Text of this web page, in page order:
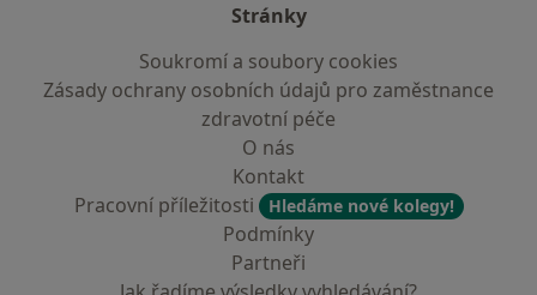
Stránky
Soukromí a soubory cookies
Zásady ochrany osobních údajů pro zaměstnance
zdravotní péče
O nás
Kontakt
Pracovní příležitosti
Hledáme nové kolegy!
Podmínky
Partneři